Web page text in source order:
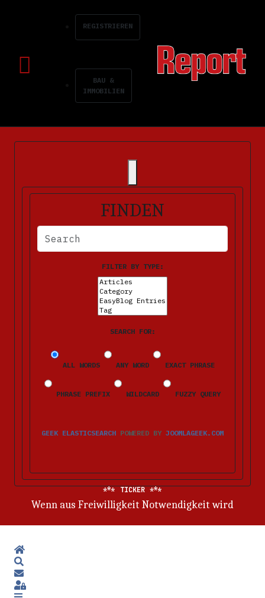
REGISTRIEREN
BAU &
IMMOBILIEN
FINDEN
BITTE FÜLLEN SIE DIE ERFORDERLICHEN FELDER AUS.
FILTER BY TYPE:
SEARCH FOR:
ALL WORDS ANY WORD EXACT PHRASE
PHRASE PREFIX WILDCARD FUZZY QUERY
GEEK ELASTICSEARCH POWERED BY JOOMLAGEEK.COM
TICKER
Wenn aus Freiwilligkeit Notwendigkeit wird
Home
Subscribe to blog
Sign In